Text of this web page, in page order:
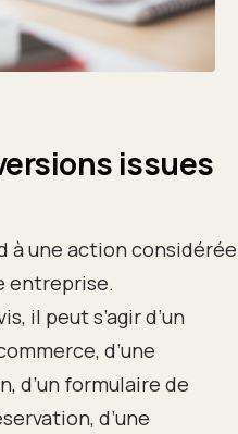
issues
à une action considérée
entreprise.
il peut s’agir d’un
d’une
d’un formulaire de
d’une